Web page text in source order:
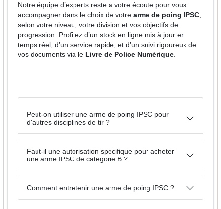
Notre équipe d’experts reste à votre écoute pour vous
accompagner dans le choix de votrearme de poing IPSC,
selon votre niveau, votre division et vos objectifs de
progression. Profitez d’un stock en ligne mis à jour en
temps réel, d’un service rapide, et d’un suivi rigoureux de
vos documents via le Livre de Police Numérique.
Peut-on utiliser une arme de poing IPSC pour
d'autres disciplines de tir ?
Faut-il une autorisation spécifique pour acheter
une arme IPSC de catégorie B ?
Comment entretenir une arme de poing IPSC ?